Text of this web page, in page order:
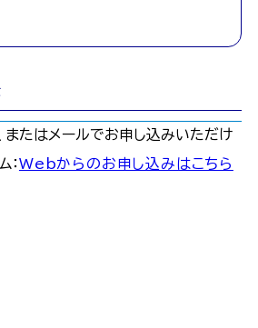
またはメールでお申し込みいただけ
：Webからのお申し込みはこちら